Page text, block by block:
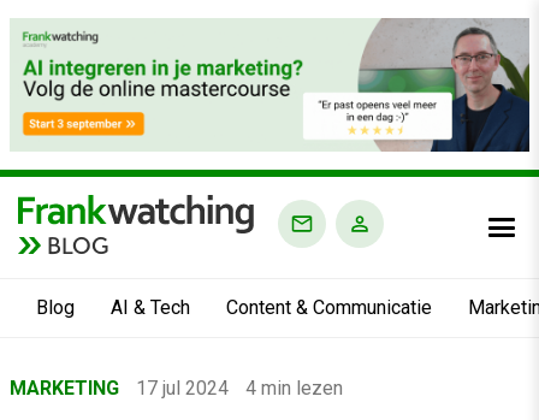
BLOG
Blog AI & Tech Content & Communicatie
›MARKETING 17 jul 2024 4 min lezen